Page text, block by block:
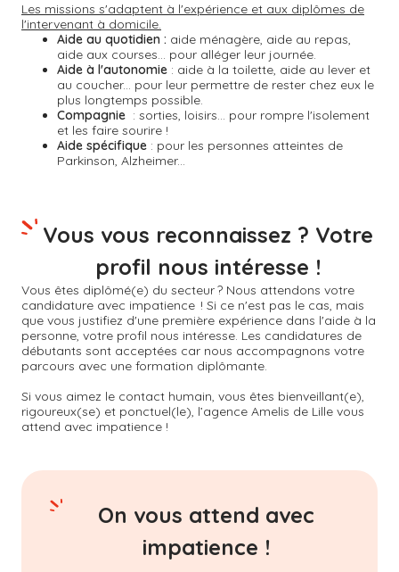
Les missions s'adaptent à l'expérience et aux diplômes de
l'intervenant à domicile.
Aide au quotidien : aide ménagère, aide au repas,
aide aux courses... pour alléger leur journée.
Aide à l'autonomie : aide à la toilette, aide au lever et
au coucher... pour leur permettre de rester chez eux le
plus longtemps possible.
Compagnie : sorties, loisirs... pour rompre l'isolement
et les faire sourire !
Aide spécifique : pour les personnes atteintes de
Parkinson, Alzheimer...
Vous êtes diplômé(e) du secteur ? Nous attendons votre
candidature avec impatience ! Si ce n'est pas le cas, mais
que vous justifiez d'une première expérience dans l'aide à la
personne, votre profil nous intéresse. Les candidatures de
débutants sont acceptées car nous accompagnons votre
parcours avec une formation diplômante.
Si vous aimez le contact humain, vous êtes bienveillant(e),
rigoureux(se) et ponctuel(le), l’agence Amelis de Lille vous
attend avec impatience !
Vous vous reconnaissez ? Votre
profil nous intéresse !
On vous attend avec
impatience !